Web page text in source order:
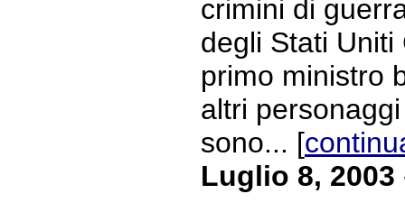
crimini di
degli Stati
primo ministro
altri
sono... [
Luglio 8, 2003